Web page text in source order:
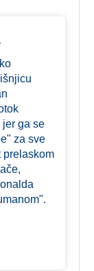
jer ga se
za sve
prelaskom